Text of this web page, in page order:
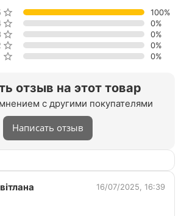
отзыв на этот товар
с другими покупателями
Написать отзыв
звёзд
100%
звезды
0%
звезды
0%
звезды
0%
звезда
0%
16/07/2025, 16:39